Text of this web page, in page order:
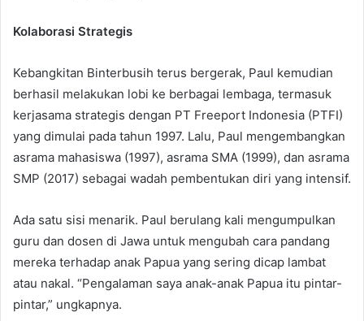
Kolaborasi Strategis
Kebangkitan Binterbusih terus bergerak, Paul kemudian
berhasil melakukan lobi ke berbagai lembaga, termasuk
kerjasama strategis dengan PT Freeport Indonesia (PTFI)
yang dimulai pada tahun 1997. Lalu, Paul mengembangkan
asrama mahasiswa (1997), asrama SMA (1999), dan asrama
SMP (2017) sebagai wadah pembentukan diri yang intensif.
Ada satu sisi menarik. Paul berulang kali mengumpulkan
guru dan dosen di Jawa untuk mengubah cara pandang
mereka terhadap anak Papua yang sering dicap lambat
atau nakal. “Pengalaman saya anak-anak Papua itu pintar-
pintar,” ungkapnya.